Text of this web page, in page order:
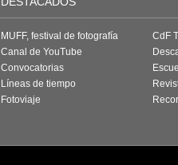
MUFF, festival de fotografía
Canal de YouTube
Convocatorias
Líneas de tiempo
Fotoviaje
CdF